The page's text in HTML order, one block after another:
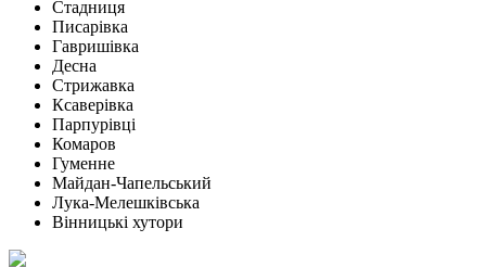
Стадниця
Писарівка
Гавришівка
Десна
Стрижавка
Ксаверівка
Парпурівці
Комаров
Гуменне
Майдан-Чапельський
Лука-Мелешківська
Вінницькі хутори